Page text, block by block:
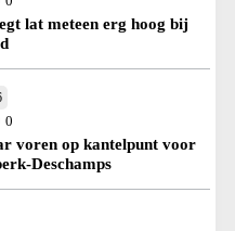
lat meteen erg hoog bij
0
voren op kantelpunt voor
Deschamps